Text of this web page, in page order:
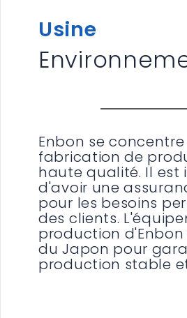
Usine
Enbon se
fabrication de
haute qualité. Il
d'avoir une
pour les besoins
des clients.
production
du Japon pour
production stable